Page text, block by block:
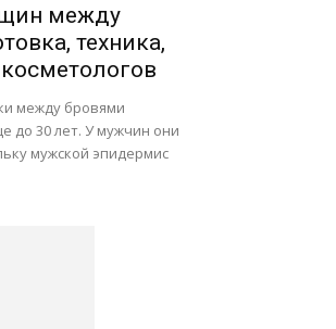
между
техника,
между бровями
до 30 лет. У мужчин они
мужской эпидермис